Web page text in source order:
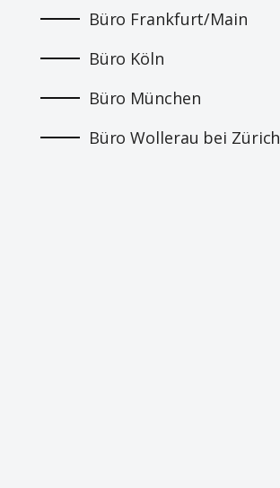
Büro Frankfurt/Main
Büro Köln
Büro München
Büro Wollerau bei Zürich